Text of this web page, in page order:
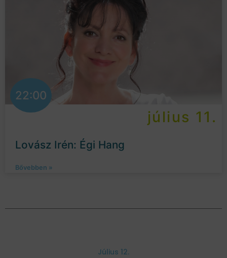
22:00
július 11.
Lovász Irén: Égi Hang
Bővebben »
Július 12.